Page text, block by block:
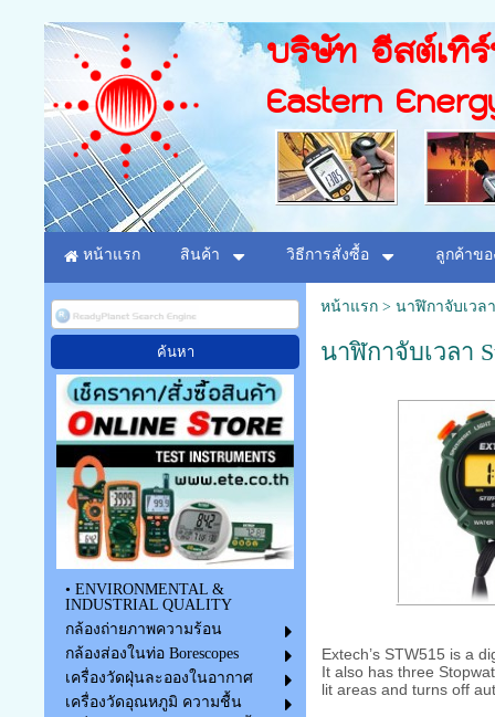
บริษัท อีสต์เทิ
Eastern
หน้าแรก สินค้า วิธีการสั่งซื้อ ลูกค้าขอ
• ENVIRONMENTAL &
INDUSTRIAL QUALITY
กล้องถ่ายภาพความร้อน
กล้องส่องในท่อ Borescopes
เครื่องวัดฝุ่นละอองในอากาศ
เครื่องวัดอุณหภูมิ ความชื้น
หน้าแรก> นาฬิกาจับเวลา
นาฬิกาจับเวลา
Extech’s STW515 is a
It also has three
lit areas and turns off